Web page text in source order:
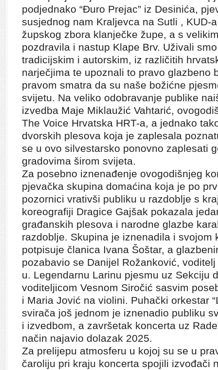
podjednako “Đuro Prejac” iz Desinića,
susjednog nam Kraljevca na Sutli , KUD-
župskog zbora klanječke župe, a s
pozdravila i nastup Klape Brv. Uživali
tradicijskim i autorskim, iz različitih
narječjima te upoznali to pravo glazbeno
pravom smatra da su naše božićne
svijetu. Na veliko odobravanje publike
izvedba Maje Miklaužić Vahtarić,
The Voice Hrvatska HRT-a, a jednako
dvorskih plesova koja je zaplesala
se u ovo silvestarsko ponovno zaplesati
gradovima širom svijeta.
Za posebno iznenađenje ovogodišnjeg
pjevačka skupina domaćina koja je po
pozornici vrativši publiku u razdoblje s
koreografiji Dragice Gajšak pokazala
građanskih plesova i narodne glazbe
razdoblje. Skupina je iznenadila i svojom
potpisuje članica Ivana Šoštar, a
pozabavio se Danijel Rožanković,
u. Legendarnu Larinu pjesmu uz Sekciju
voditeljicom Vesnom Siročić sasvim
i Maria Jović na violini. Puhački orkestar
svirača još jednom je iznenadio publiku
i izvedbom, a završetak koncerta uz
način najavio dolazak 2025.
Za prelijepu atmosferu u kojoj su se u
čaroliju pri kraju koncerta spojili izvođači